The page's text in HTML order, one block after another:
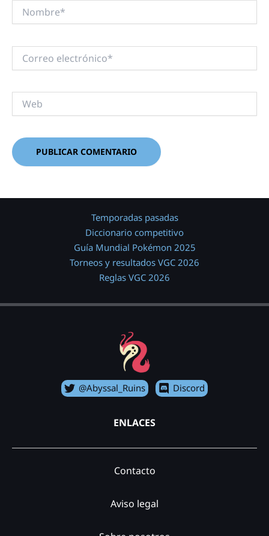
electrónico*
Temporadas pasadas
Diccionario competitivo
Guía Mundial Pokémon 2025
Torneos y resultados VGC 2026
Reglas VGC 2026
@Abyssal_Ruins Discord
ENLACES
Contacto
Aviso legal